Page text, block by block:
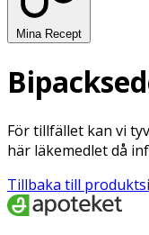
Mina Recept
För tillfället kan vi
här läkemedlet då
Tillbaka till